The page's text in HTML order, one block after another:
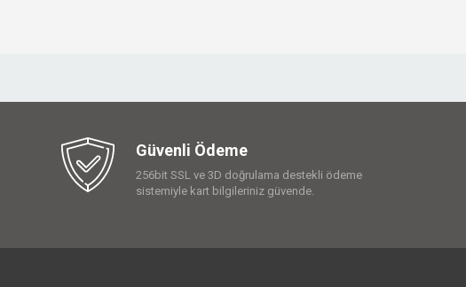
Güvenli Ödeme
256bit SSL ve 3D doğrulama destekli ödeme
sistemiyle kart bilgileriniz güvende.